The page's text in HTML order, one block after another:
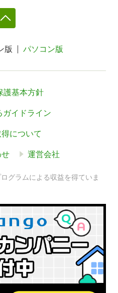
版 パソコン版
護基本方針
ガイドライン
について
せ 運営会社
グラムによる収益を得ていま